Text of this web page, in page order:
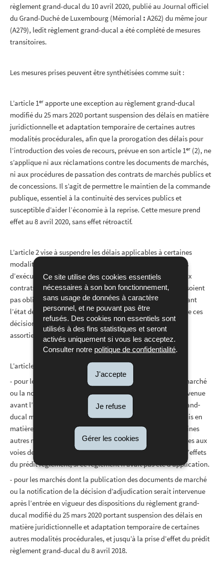
Ce site utilise des cookies essentiels
nécessaires à son bon fonctionnement,
sans usage de données à caractère
personnel, et ne pouvant pas être
refusés. Des cookies non essentiels sont
utilisés à des fins statistiques et seront
activés uniquement si vous les acceptez.
Consulter notre politique de confidentialité.
J'accepte
Je refuse
Gérer les cookies
règlement grand-ducal du 10 avril 2020, publié au Journal officiel
du Grand-Duché de Luxembourg (Mémorial : A262) du même jour
(A279), ledit règlement grand-ducal a été complété de mesures
transitoires.
Les mesures prises peuvent être synthétisées comme suit :
L’article 1er apporte une exception au règlement grand‐ducal
modifié du 25 mars 2020 portant suspension des délais en matière
juridictionnelle et adaptation temporaire de certaines autres
modalités procédurales, afin que la prorogation des délais pour
l’introduction des voies de recours, prévue en son article 1er (2), ne
s’applique ni aux réclamations contre les documents de marchés,
ni aux procédures de passation des contrats de marchés publics et
de concessions. Il s’agit de permettre le maintien de la commande
publique, essentiel à la continuité des services publics et
susceptible d’aider l’économie à la reprise. Cette mesure prend
effet au 8 avril 2020, sans effet rétroactif.
L’article 2 vise à suspendre les délais applicables à certaines
modalités formelles prévues par les lois et leurs règlements
d’exécution en matière de marchés publics, applicables aux
contrats en cours d’exécution, afin que les administrés ne soient
pas obligés de décider immédiatement de ces mesures durant
l’état de crise, alors que les circonstances pourraient rendre ces
décisions inappropriées dans l’immédiat. Cette mesure est
assortie d’un effet rétroactif au 18 mars 2020.
L’article 3 précise les mesures transitoires applicables
- pour les marchés dont la publication des documents de marché
ou la notification de la décision d’adjudication serait intervenue
avant l’entrée en vigueur des dispositions du règlement grand‐
ducal modifié du 25 mars 2020 portant suspension des délais en
matière juridictionnelle et adaptation temporaire de certaines
autres modalités procédurales, et dont les délais applicables aux
voies de recours seraient venus à échéance après la prise d’effets
du prédit règlement, si ce règlement n’avait pas été d’application.
- pour les marchés dont la publication des documents de marché
ou la notification de la décision d’adjudication serait intervenue
après l’entrée en vigueur des dispositions du règlement grand‐
ducal modifié du 25 mars 2020 portant suspension des délais en
matière juridictionnelle et adaptation temporaire de certaines
autres modalités procédurales, et jusqu’à la prise d’effet du prédit
règlement grand-ducal du 8 avril 2018.